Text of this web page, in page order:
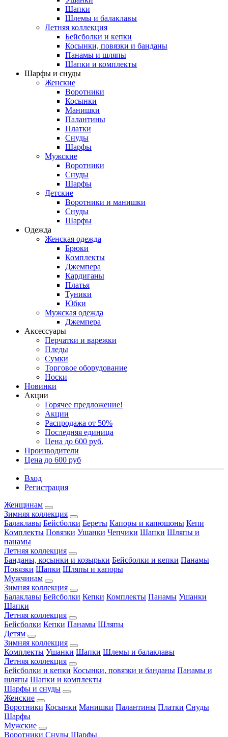
Шапки
Шлемы и балаклавы
Летняя коллекция
Бейсболки и кепки
Косынки, повязки и банданы
Панамы и шляпы
Шапки и комплекты
Шарфы и снуды
Женские
Воротники
Косынки
Манишки
Палантины
Платки
Снуды
Шарфы
Мужские
Воротники
Снуды
Шарфы
Детские
Воротники и манишки
Снуды
Шарфы
Одежда
Женская одежда
Брюки
Комплекты
Джемпера
Кардиганы
Платья
Туники
Юбки
Мужская одежда
Джемпера
Аксессуары
Перчатки и варежки
Пледы
Сумки
Торговое оборудование
Носки
Новинки
Акции
Горячее предложение!
Акции
Распродажа от 50%
Последняя единица
Цена до 600 руб.
Производители
Цена до 600 руб
Вход
Регистрация
Женщинам
Зимняя коллекция
Балаклавы Бейсболки Береты Капоры и капюшоны Кепи
Комплекты Повязки Ушанки Чепчики Шапки Шляпы и
панамы
Летняя коллекция
Банданы, косынки и козырьки Бейсболки и кепки Панамы
Повязки Шапки Шляпы и капоры
Мужчинам
Зимняя коллекция
Балаклавы Бейсболки Кепки Комплекты Панамы Ушанки
Шапки
Летняя коллекция
Бейсболки Кепки Панамы Шляпы
Детям
Зимняя коллекция
Комплекты Ушанки Шапки Шлемы и балаклавы
Летняя коллекция
Бейсболки и кепки Косынки, повязки и банданы Панамы и
шляпы Шапки и комплекты
Шарфы и снуды
Женские
Воротники Косынки Манишки Палантины Платки Снуды
Шарфы
Мужские
Воротники Снуды Шарфы